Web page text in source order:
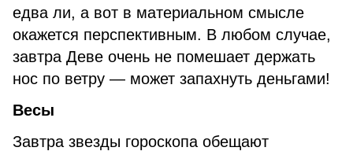
едва ли, а вот в материальном смысле
окажется перспективным. В любом случае,
завтра Деве очень не помешает держать
нос по ветру — может запахнуть деньгами!
Весы
Завтра звезды гороскопа обещают